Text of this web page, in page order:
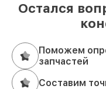
Остался
Поможем
запчастей
Составим